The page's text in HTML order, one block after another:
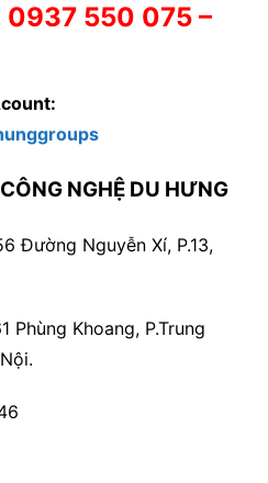
550 075 –
NGHỆ DU HƯNG
Đường Nguyễn Xí, P.13,
Phùng Khoang, P.Trung